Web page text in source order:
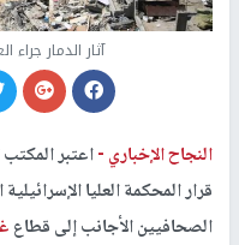
آثار الدمار
النجاح الإخباري -اعتبر
قرار المحكمة العليا
الصحافيين الأجانب إلى قطاع